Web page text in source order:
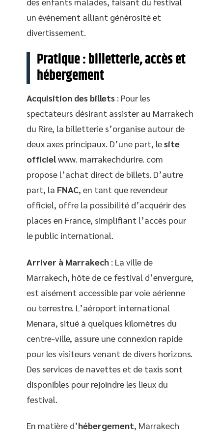
un événement alliant générosité et
divertissement.
Pratique : billetterie, accès et
hébergement
Acquisition des billets : Pour les
spectateurs désirant assister au Marrakech
du Rire, la billetterie s’organise autour de
deux axes principaux. D’une part, lesite
officielwww. marrakechdurire. com
propose l’achat direct de billets. D’autre
part, la FNAC, en tant que revendeur
officiel, offre la possibilité d’acquérir des
places en France, simplifiant l’accès pour
le public international.
Arriver à Marrakech : La ville de
Marrakech, hôte de ce festival d’envergure,
est aisément accessible par voie aérienne
ou terrestre. L’aéroport international
Menara, situé à quelques kilomètres du
centre-ville, assure une connexion rapide
pour les visiteurs venant de divers horizons.
Des services de navettes et de taxis sont
disponibles pour rejoindre les lieux du
festival.
En matière d’hébergement, Marrakech